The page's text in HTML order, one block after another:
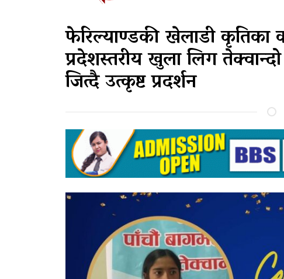
फेरिल्याण्डकी खेलाडी कृतिका
प्रदेशस्तरीय खुला लिग
जित्दै उत्कृष्ट प्रदर्शन